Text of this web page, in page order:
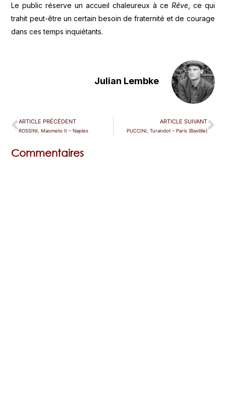
Le public réserve un accueil chaleureux à ce Rêve, ce qui
trahit peut-être un certain besoin de fraternité et de courage
dans ces temps inquiétants.
Julian Lembke
ARTICLE PRÉCÉDENT
ROSSINI, Maometo II – Naples
ARTICLE SUIVANT
PUCCINI, Turandot – Paris (Bastille)
Commentaires